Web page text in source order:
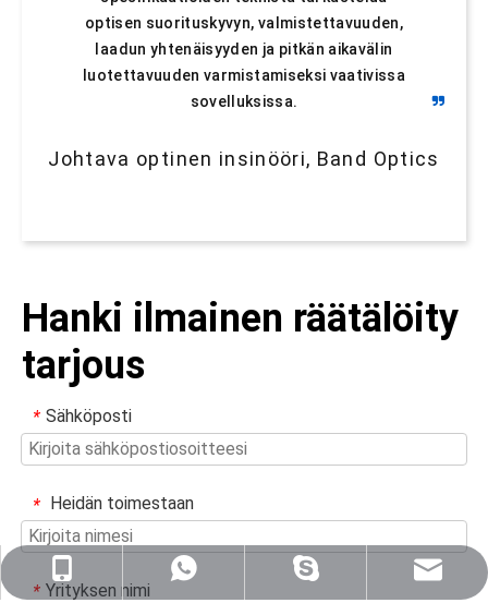
optisen suorituskyvyn, valmistettavuuden,
laadun yhtenäisyyden ja pitkän aikavälin
luotettavuuden varmistamiseksi vaativissa
sovelluksissa.
Johtava optinen insinööri, Band Optics
Hanki ilmainen räätälöity
tarjous
* Sähköposti
* Heidän toimestaan
* Yrityksen nimi
+86-159-5177-5819
+86 15951775819
sales@nj-optics.com